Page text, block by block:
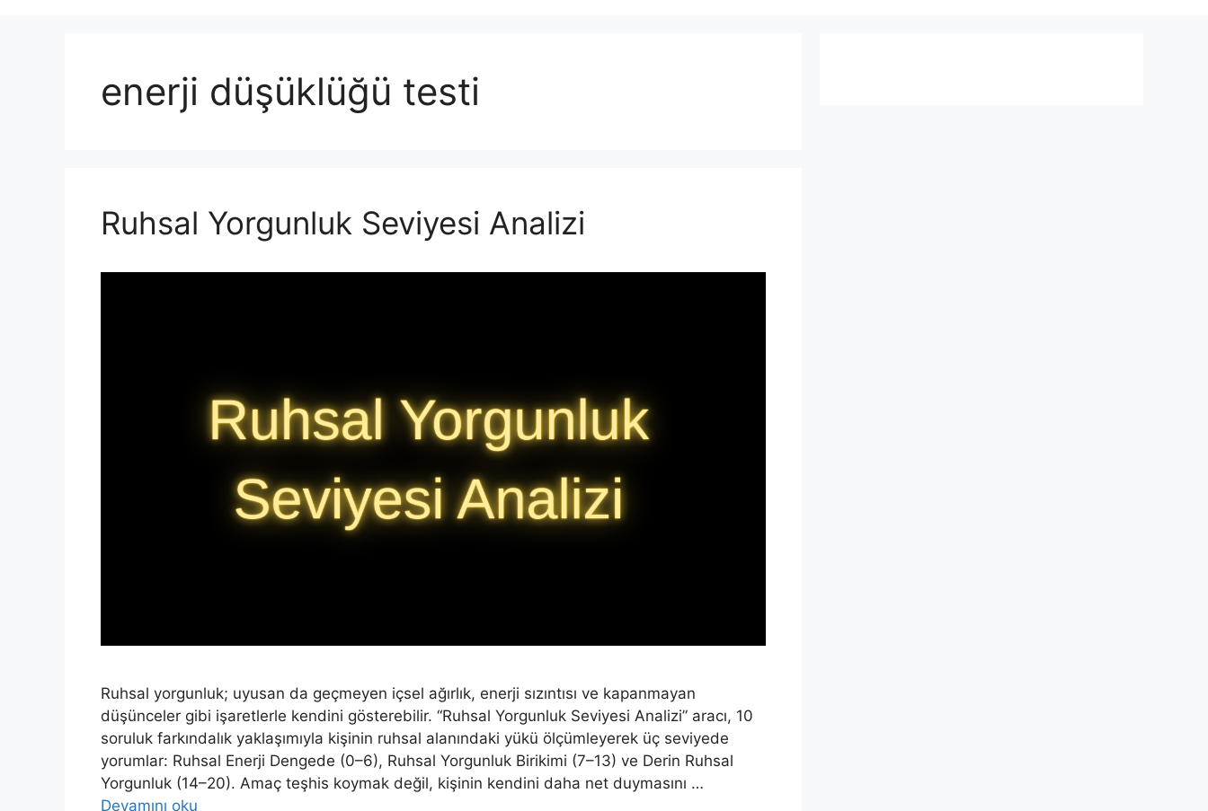
enerji düşüklüğü testi
Ruhsal Yorgunluk Seviyesi Analizi
Ruhsal yorgunluk; uyusan da geçmeyen içsel ağırlık, enerji sızıntısı ve kapanmayan
düşünceler gibi işaretlerle kendini gösterebilir. “Ruhsal Yorgunluk Seviyesi Analizi” aracı, 10
soruluk farkındalık yaklaşımıyla kişinin ruhsal alanındaki yükü ölçümleyerek üç seviyede
yorumlar: Ruhsal Enerji Dengede (0–6), Ruhsal Yorgunluk Birikimi (7–13) ve Derin Ruhsal
Yorgunluk (14–20). Amaç teşhis koymak değil, kişinin kendini daha net duymasını …
Devamını oku